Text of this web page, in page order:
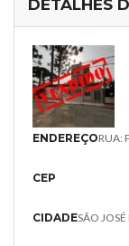
DETALHES
ENDEREÇORUA:
CEP
CIDADESÃO